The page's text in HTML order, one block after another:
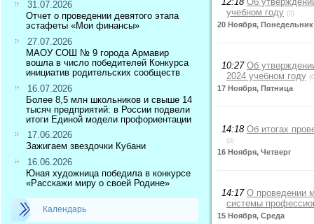
31.07.2026
Отчет о проведении девятого этапа
эстафеты «Мои финансы»
27.07.2026
МАОУ СОШ № 9 города Армавир
вошла в число победителей Конкурса
инициатив родительских сообществ
16.07.2026
Более 8,5 млн школьников и свыше 14
тысяч предприятий: в России подвели
итоги Единой модели профориентации
17.06.2026
Зажигаем звездочки Кубани
16.06.2026
Юная художница победила в конкурсе
«Расскажи миру о своей Родине»
Календарь
учебном году (0)
20 Ноября, Понедельник
10:27 Об
2024 учебном году
17 Ноября, Пятница
14:18 Об итогах
(0)
16 Ноября, Четверг
14:17 О проведении
системы
15 Ноября, Среда